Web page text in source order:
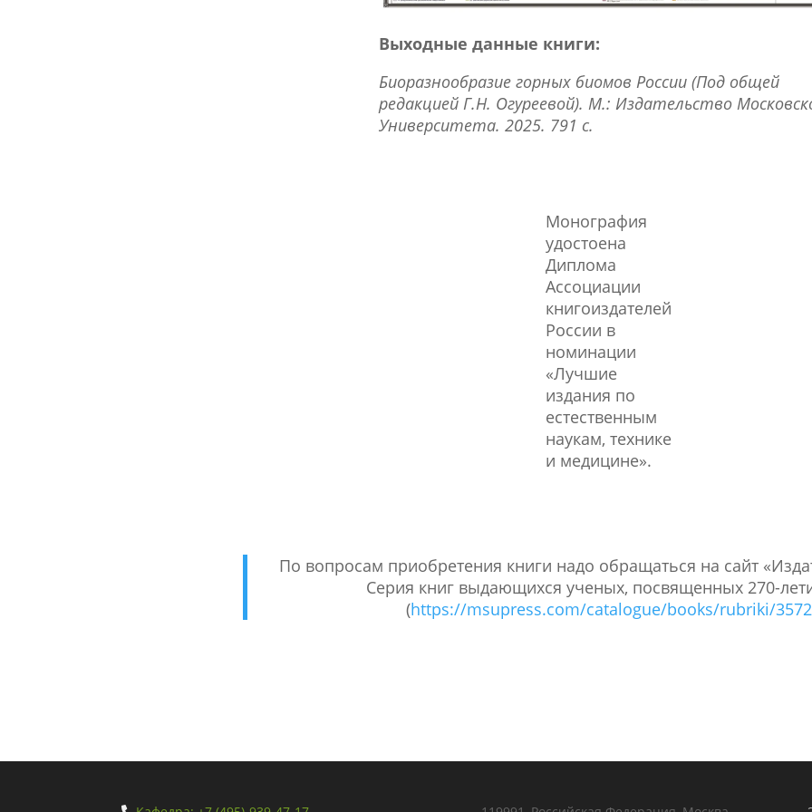
Выходные данные книги:
Биоразнообразие горных биомов России (Под общей
редакцией Г.Н. Огуреевой). М.: Издательство
Университета. 2025. 791 с.
Монография
удостоена
Диплома
Ассоциации
книгоиздателей
России в
номинации
«Лучшие
издания по
естественным
наукам, технике
и медицине».
По вопросам приобретения книги надо обращаться на сайт
Серия книг выдающихся ученых, посвященных 270-
(https://msupress.com/catalogue/books/rubriki/